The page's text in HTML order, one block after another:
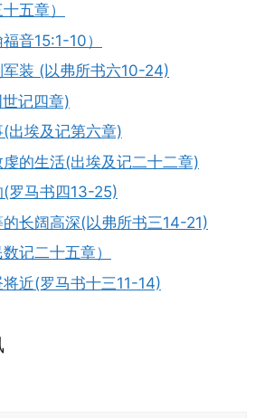
五章）
音15:1-10）
装 (以弗所书六10-24)
记四章)
出埃及记第六章)
的生活(出埃及记二十二章)
罗马书四13-25)
长阔高深(以弗所书三14-21)
记二十五章）
近(罗马书十三11-14)